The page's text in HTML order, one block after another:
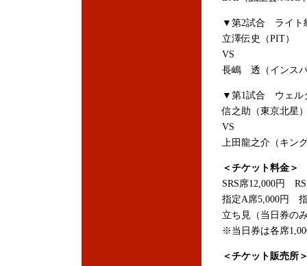
▼第2試合 ライト
立澤伝史（PIT）
VS
長嶋 透（インス
▼第1試合 ウェル
信之助（東京北星
VS
上田龍之介（キン
＜チケット料金＞
SRS席12,000円
指定A席5,000円
立ち見（当日券の
※当日券は各席
＜チケット販売所